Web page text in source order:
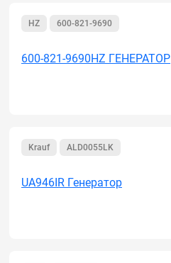
HZ 600-821-9690
600-821-9690HZ ГЕНЕРАТОР
Krauf ALD0055LK
UA946IR Генератор